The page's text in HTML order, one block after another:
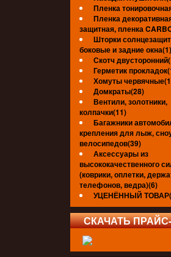
Пленка
Пленка
защитная, пленка
Шторки
боковые и задние окна(1)
Скотч
Герметик
Хомуты
Домкраты(28)
Вентили, золотники,
колпачки(11)
Багажники
крепления для лыж,
велосипедов(39)
Аксессуары из
высококачественного
(коврики, оплетки,
телефонов, ведра)(6)
УЦЕНЁННЫЙ
СКАЧАТЬ